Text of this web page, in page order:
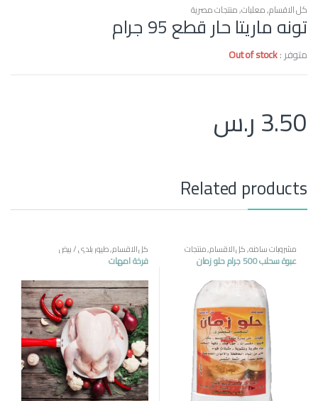
كل الاقسام,معلبات,منتجات مصرية
تونه ماريتا حار قطع 95 جرام
متوفر :Out of stock
3.50ر.س
Related products
مشروبات ساخنه,كل الاقسام,منتجات
مصرية
عبوة سحلب 500 جرام حلو زمان
كل الاقسام,طيور بلدي / بيض
فرخة امهات